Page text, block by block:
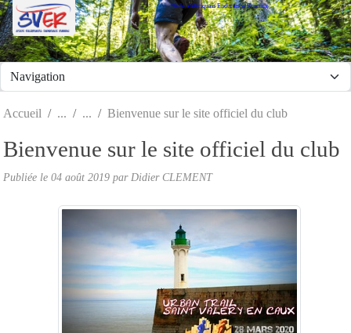
Stade Valeriquais Endurance Running
Accueil Bienvenue sur le site officiel du club
Bienvenue sur le site officiel du club
Publiée le 04 août 2019 par Didier CLEMENT
Panneau de gestion des cookies